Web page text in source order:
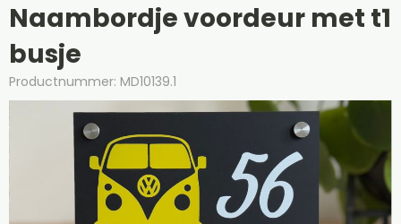
Naambordje voordeur met t1
busje
Productnummer: MD10139.1